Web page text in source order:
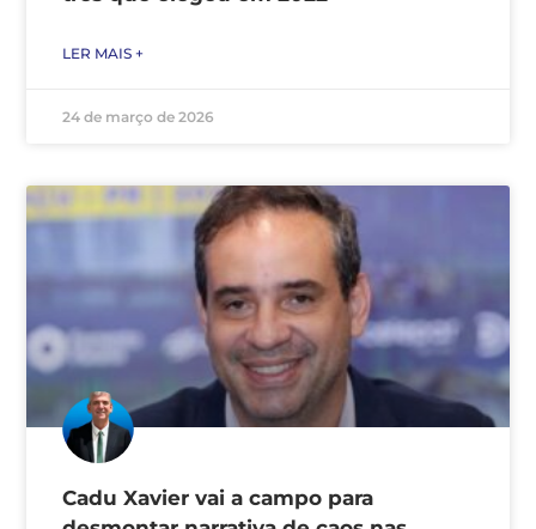
LER MAIS +
24 de março de 2026
Cadu Xavier vai a campo para